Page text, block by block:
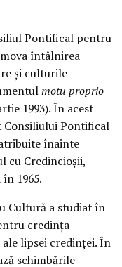
Pontifical pentru
întâlnirea
şi culturile
motu proprio
1993). În acest
Consiliului Pontifical
înainte
cu Credincioşii,
1965.
Cultură a studiat în
credinţa
lipsei credinţei. În
schimbările